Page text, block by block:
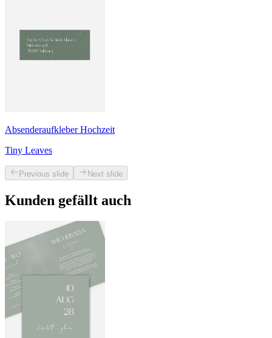
Absenderaufkleber Hochzeit
Tiny Leaves
Previous slide Next slide
Kunden gefällt auch